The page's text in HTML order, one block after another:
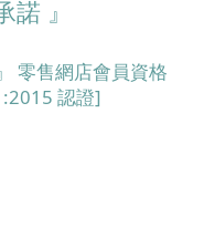
諾 』